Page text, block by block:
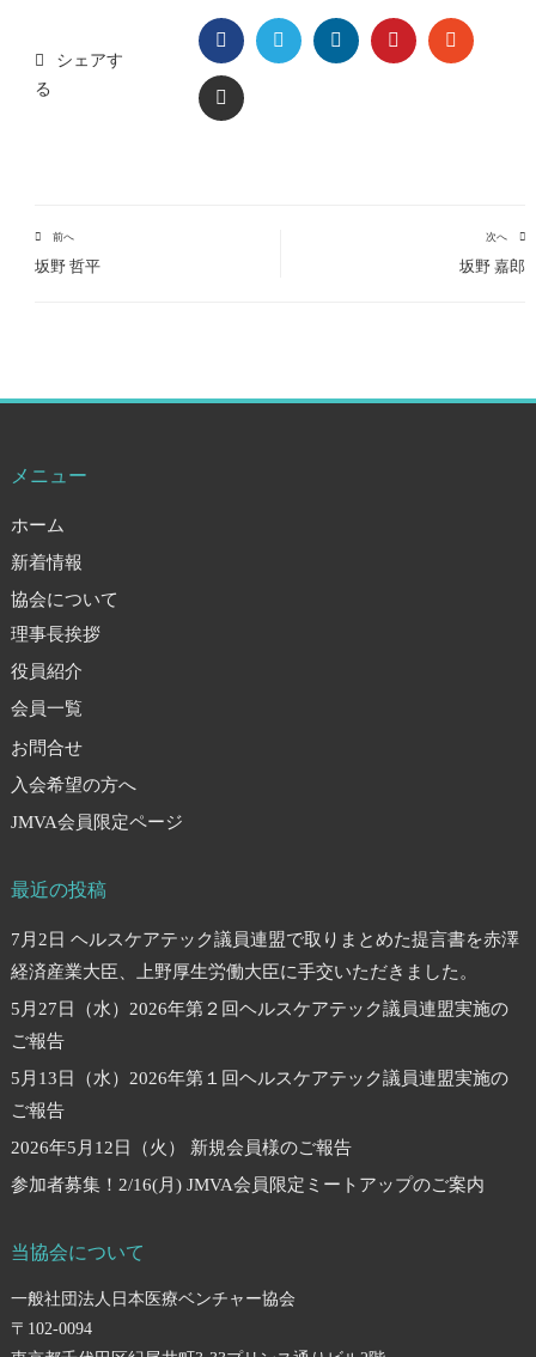
シェアす
る
FACEBOOKTWITTERLINKEDINPINTEREST
EMAIL
前へ
坂野 哲平
次へ
坂野 嘉郎
メニュー
ホーム
新着情報
協会について
理事長挨拶
役員紹介
会員一覧
お問合せ
入会希望の方へ
JMVA会員限定ページ
最近の投稿
7月2日 ヘルスケアテック議員連盟で取りまとめた提言書を赤澤
経済産業大臣、上野厚生労働大臣に手交いただきました。
5月27日（水）2026年第２回ヘルスケアテック議員連盟実施の
ご報告
5月13日（水）2026年第１回ヘルスケアテック議員連盟実施の
ご報告
2026年5月12日（火） 新規会員様のご報告
参加者募集！2/16(月) JMVA会員限定ミートアップのご案内
当協会について
一般社団法人日本医療ベンチャー協会
〒102-0094